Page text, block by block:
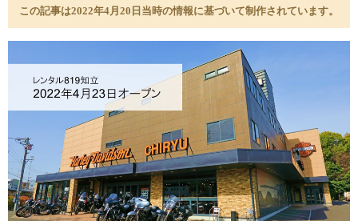
この記事は2022年4月20日当時の情報に基づいて制作されています。